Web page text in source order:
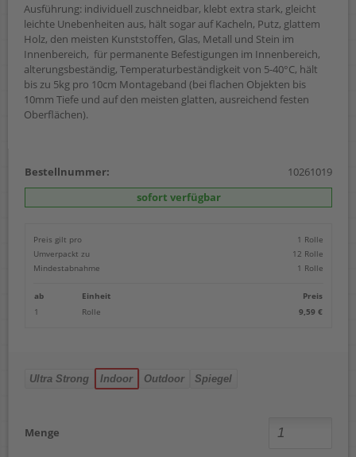
Ausführung: individuell zuschneidbar, klebt extra stark, gleicht
leichte Unebenheiten aus, hält sogar auf Kacheln, Putz, glattem
Holz, den meisten Kunststoffen, Glas, Metall und Stein im
Innenbereich, für permanente Befestigungen im Innenbereich,
alterungsbeständig, Temperaturbeständigkeit von 5-40°C, hält
bis zu 5kg pro 10cm Montageband (bei flachen Objekten bis
10mm Tiefe und auf den meisten glatten, ausreichend festen
Oberflächen).
Bestellnummer:
10261019
sofort verfügbar
Preis gilt pro
1 Rolle
Umverpackt zu
12 Rolle
Mindestabnahme
1 Rolle
ab Einheit
Preis
1
Rolle 9,59 €
Ultra Strong Indoor Outdoor Spiegel
Menge